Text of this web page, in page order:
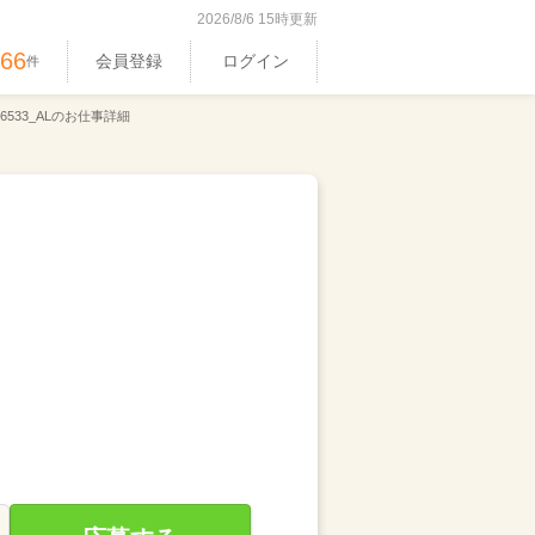
2026/8/6 15時更新
件 会員登録 ログイン
のお仕事詳細